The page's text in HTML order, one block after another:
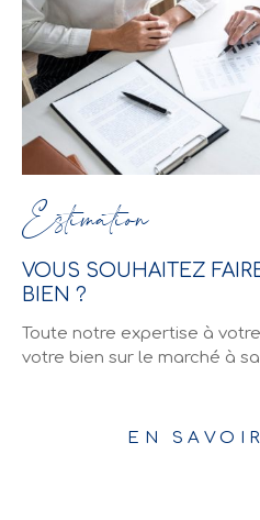
Estimation
VOUS SOUHAITEZ
BIEN ?
Toute notre expertise à
votre bien sur le marché à
EN